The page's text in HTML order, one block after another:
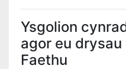
Ysgolion
agor eu
Faethu